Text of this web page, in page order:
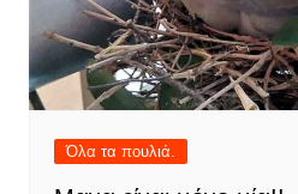
Όλα τα πουλιά.